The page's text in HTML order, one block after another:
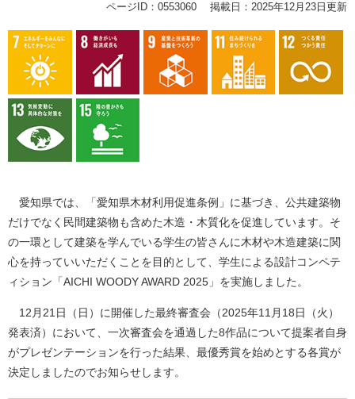
ページID：0553060 掲載日：2025年12月23日更新
愛知県では、「愛知県木材利用促進条例」に基づき、公共建築物
だけでなく民間建築物も含めた木造・木質化を促進しています。そ
の一環として建築を学んでいる学生の皆さんに木材や木造建築に関
心を持っていいただくことを目的として、学生による設計コンペテ
ィション「AICHI WOODY AWARD 2025」を実施しました。
12月21日（日）に開催した最終審査会（2025年11月18日（火）
発表済）において、一次審査会を通過した8作品について提案者自身
がプレゼンテーションを行った結果、最優秀賞を始めとする各賞が
決定しましたのでお知らせします。